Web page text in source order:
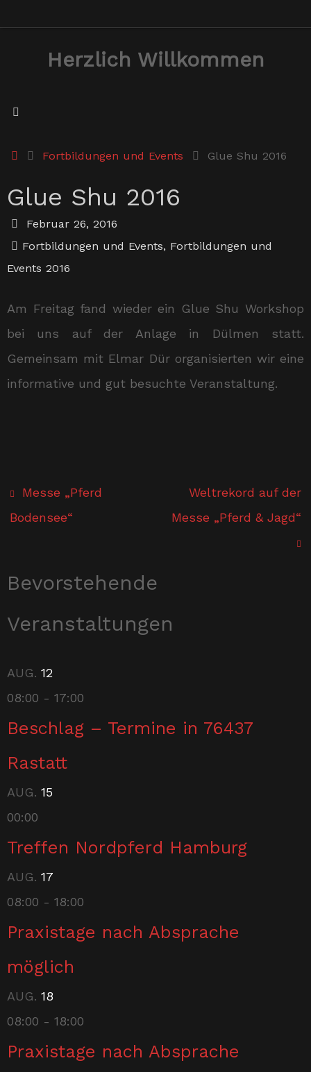
Herzlich Willkommen
StartFortbildungen und Events Glue Shu 2016
Glue Shu 2016
Februar 26, 2016
Fortbildungen und Events, Fortbildungen und
Events 2016
Am Freitag fand wieder ein Glue Shu Workshop
bei uns auf der Anlage in Dülmen statt.
Gemeinsam mit Elmar Dür organisierten wir eine
informative und gut besuchte Veranstaltung.
Messe „Pferd
Bodensee“
Weltrekord auf der
Messe „Pferd & Jagd“
Bevorstehende
Veranstaltungen
AUG. 12
08:00 - 17:00
Beschlag – Termine in 76437
Rastatt
AUG. 15
00:00
Treffen Nordpferd Hamburg
AUG. 17
08:00 - 18:00
Praxistage nach Absprache
möglich
AUG. 18
08:00 - 18:00
Praxistage nach Absprache